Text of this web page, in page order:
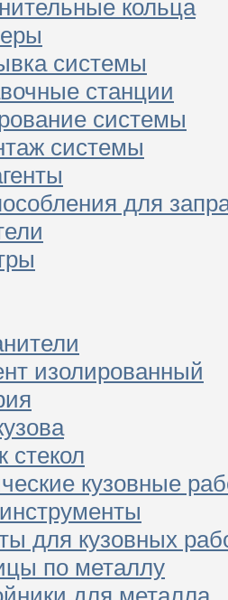
кольца
системы
станции
системы
системы
для
изолированный
стекол
кузовные
для кузовных
по металлу